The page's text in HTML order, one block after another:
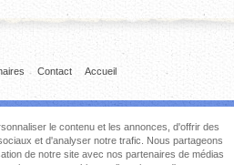
Accueil
Contact
le contenu et les annonces, d'offrir des
et d'analyser notre trafic. Nous partageons
de notre site avec nos partenaires de médias